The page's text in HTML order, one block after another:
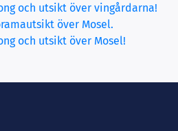
och utsikt över vingårdarna!
över Mosel.
och utsikt över Mosel!